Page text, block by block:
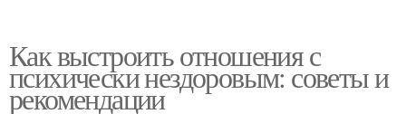
Как выстроить отношения с
психически нездоровым: советы и
рекомендации